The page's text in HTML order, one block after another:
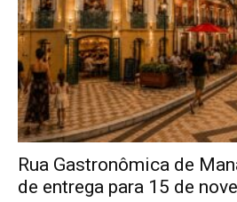
Rua Gastronômica de
de entrega para 15 de